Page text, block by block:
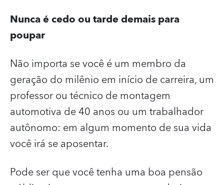
Nunca é cedo ou tarde demais para
poupar
Não importa se você é um membro da
geração do milênio em início de carreira, um
professor ou técnico de montagem
automotiva de 40 anos ou um trabalhador
autônomo: em algum momento de sua vida
você irá se aposentar.
Pode ser que você tenha uma boa pensão